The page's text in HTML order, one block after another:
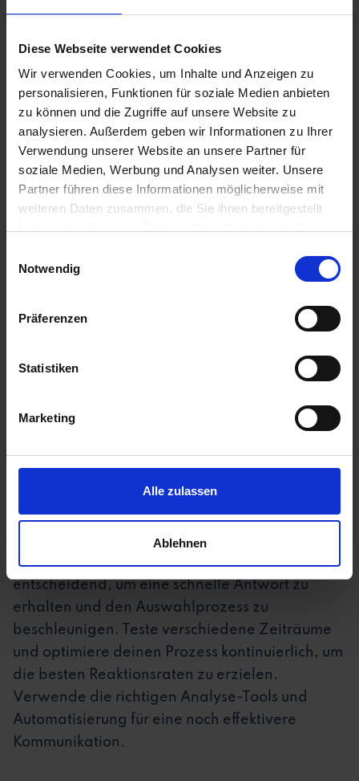
Diese Webseite verwendet Cookies
Wir verwenden Cookies, um Inhalte und Anzeigen zu
personalisieren, Funktionen für soziale Medien anbieten
zu können und die Zugriffe auf unsere Website zu
analysieren. Außerdem geben wir Informationen zu Ihrer
Verwendung unserer Website an unsere Partner für
soziale Medien, Werbung und Analysen weiter. Unsere
Partner führen diese Informationen möglicherweise mit
weiteren Daten zusammen, die Sie ihnen bereitgestellt
Notwendig
Präferenzen
Statistiken
Marketing
Alle zulassen
Ablehnen
kann dazu führen, dass deine E-Mail auf dem
ihre Pause genießen.
Weitere Überlegungen:
➡️ Analyse des Nutzerverhaltens:
Jedes Unternehmen hat eine eigene
Zielgruppe, deren Verhalten variieren kann. Es
zu beobachten, um zu erkennen, wann sie am
Nutze Automatisierungstools, um E-Mails zur
richtigen Zeit zu versenden. Mit mana HR
kannst du beispielsweise E-Mails so timen, dass
sie den Bewerber*innen zur optimalen Zeit
Nachfassen.
Fazit:
Die Wahl des richtigen Zeitpunkts für den
Versand von E-Mails an Bewerber*innen ist
entscheidend, um eine schnelle Antwort zu
erhalten und den Auswahlprozess zu
beschleunigen. Teste verschiedene Zeiträume
und optimiere deinen Prozess kontinuierlich, um
die besten Reaktionsraten zu erzielen.
Verwende die richtigen Analyse-Tools und
Automatisierung für eine noch effektivere
Kommunikation.